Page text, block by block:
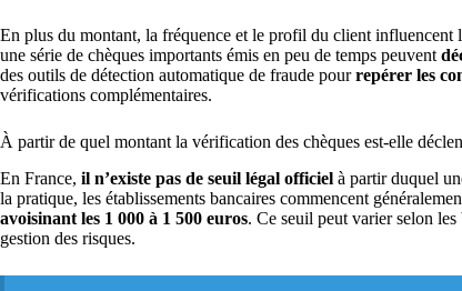
En plus du montant, la fréquence et le profil du client
une série de chèques importants émis en peu de temps peuvent
des outils de détection automatique de fraude pourrepérer les
vérifications complémentaires.
À partir de quel montant la vérification des chèques est-elle
En France, il n’existe pas de seuil légal officiel à partir duquel
la pratique, les établissements bancaires commencent
avoisinant les 1 000 à 1 500 euros. Ce seuil peut varier selon
gestion des risques.